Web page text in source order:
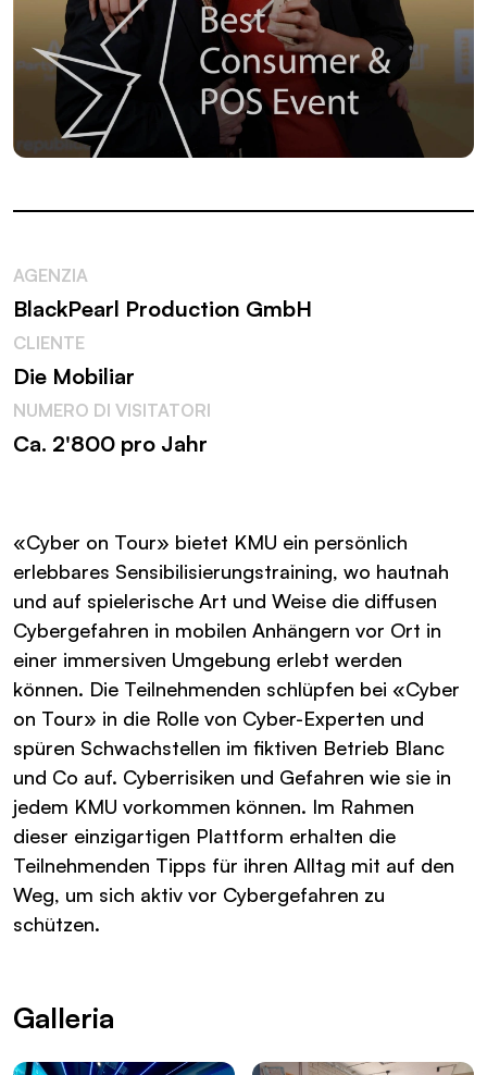
AGENZIA
BlackPearl Production GmbH
CLIENTE
Die Mobiliar
NUMERO DI VISITATORI
Ca. 2'800 pro Jahr
«Cyber on Tour» bietet KMU ein persönlich
erlebbares Sensibilisierungstraining, wo hautnah
und auf spielerische Art und Weise die diffusen
Cybergefahren in mobilen Anhängern vor Ort in
einer immersiven Umgebung erlebt werden
können. Die Teilnehmenden schlüpfen bei «Cyber
on Tour» in die Rolle von Cyber-Experten und
spüren Schwachstellen im fiktiven Betrieb Blanc
und Co auf. Cyberrisiken und Gefahren wie sie in
jedem KMU vorkommen können. Im Rahmen
dieser einzigartigen Plattform erhalten die
Teilnehmenden Tipps für ihren Alltag mit auf den
Weg, um sich aktiv vor Cybergefahren zu
schützen.
Galleria